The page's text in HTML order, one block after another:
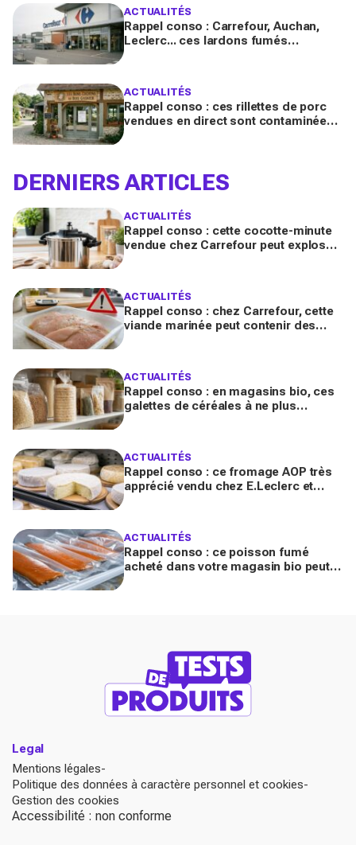
ACTUALITÉS
Rappel conso : Carrefour, Auchan,
Leclerc... ces lardons fumés
ACTUALITÉS
Rappel conso : ces rillettes de porc
vendues en direct sont contaminées
DERNIERS ARTICLES
ACTUALITÉS
Rappel conso : cette cocotte-minute
vendue chez Carrefour peut exploser
ACTUALITÉS
Rappel conso : chez Carrefour, cette
viande marinée peut contenir des
ACTUALITÉS
Rappel conso : en magasins bio, ces
galettes de céréales à ne plus
ACTUALITÉS
Rappel conso : ce fromage AOP très
apprécié vendu chez E.Leclerc et
ACTUALITÉS
Rappel conso : ce poisson fumé
acheté dans votre magasin bio peut
Legal
Mentions légales
Politique des données à caractère personnel et cookies
Gestion des cookies
Accessibilité : non conforme